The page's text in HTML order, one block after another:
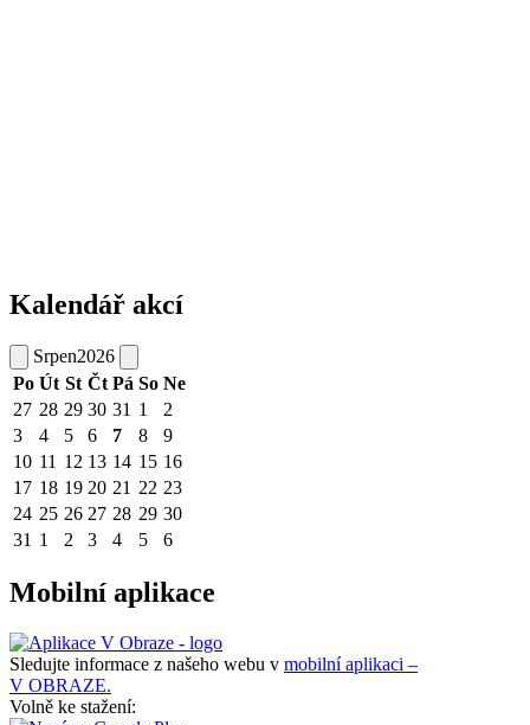
Kalendář akcí
Srpen2026
Po Út St Čt Pá So Ne
27 28 29 30 31 1
2
3
4 5 6 7 8
9
10 11 12 13 14 15 16
17 18 19 20 21 22 23
24 25 26 27 28 29 30
31 1 2 3 4 5 6
Mobilní aplikace
Sledujte informace z našeho webu v mobilní aplikaci –
V OBRAZE.
Volně ke stažení: